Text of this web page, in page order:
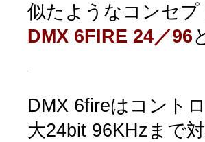
似たようなコンセ
DMX 6FIRE 24／96
DMX 6fireはコント
大24bit 96KHzまで